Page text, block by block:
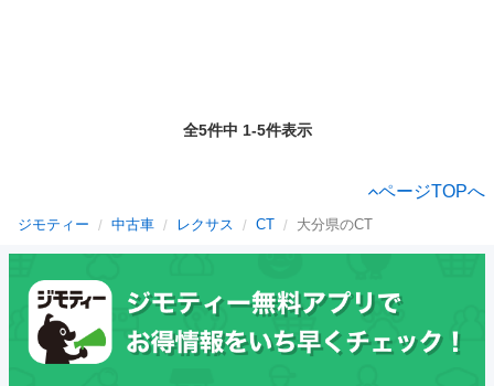
全5件中 1-5件表示
ページTOPへ
ジモティー 中古車 レクサス CT 大分県のCT